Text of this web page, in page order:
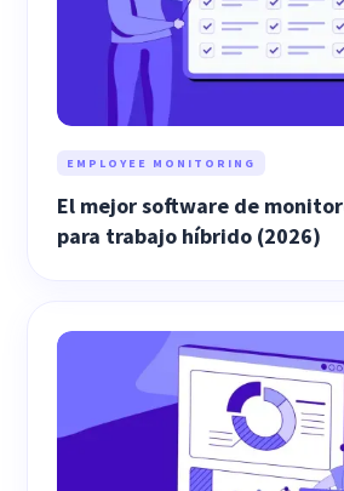
EMPLOYEE MONITORING
El mejor software de
para trabajo híbrido (2026)